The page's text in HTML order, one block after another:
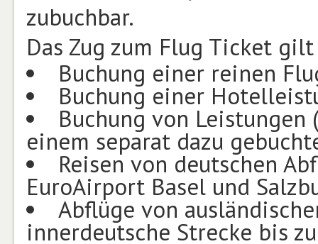
zubuchbar.
Das Zug zum Flug Ticket
Buchung einer reinen
Buchung einer
Buchung von
einem separat dazu
Reisen von deutschen
EuroAirport Basel und
Abflüge von
innerdeutsche Strecke bis